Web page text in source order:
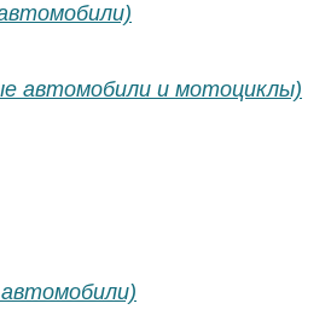
автомобили и мотоциклы)